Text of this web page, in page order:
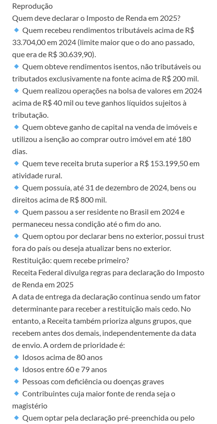
Reprodução
Quem deve declarar o Imposto de Renda em 2025?
Quem recebeu rendimentos tributáveis acima de R$
33.704,00 em 2024 (limite maior que o do ano passado,
que era de R$ 30.639,90).
Quem obteve rendimentos isentos, não tributáveis ou
tributados exclusivamente na fonte acima de R$ 200 mil.
Quem realizou operações na bolsa de valores em 2024
acima de R$ 40 mil ou teve ganhos líquidos sujeitos à
tributação.
Quem obteve ganho de capital na venda de imóveis e
utilizou a isenção ao comprar outro imóvel em até 180
dias.
Quem teve receita bruta superior a R$ 153.199,50 em
atividade rural.
Quem possuía, até 31 de dezembro de 2024, bens ou
direitos acima de R$ 800 mil.
Quem passou a ser residente no Brasil em 2024 e
permaneceu nessa condição até o fim do ano.
Quem optou por declarar bens no exterior, possui trust
fora do país ou deseja atualizar bens no exterior.
Restituição: quem recebe primeiro?
Receita Federal divulga regras para declaração do Imposto
de Renda em 2025
A data de entrega da declaração continua sendo um fator
determinante para receber a restituição mais cedo. No
entanto, a Receita também prioriza alguns grupos, que
recebem antes dos demais, independentemente da data
de envio. A ordem de prioridade é:
Idosos acima de 80 anos
Idosos entre 60 e 79 anos
Pessoas com deficiência ou doenças graves
Contribuintes cuja maior fonte de renda seja o
magistério
Quem optar pela declaração pré-preenchida ou pelo